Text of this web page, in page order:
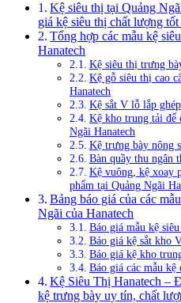
Kệ siêu thị tại Quảng
giá kệ siêu thị chất lượng
Tổng hợp các mẫu kệ
Hanatech
Kệ siêu thị trưng
Kệ gỗ siêu thị cao
Hanatech
Kệ sắt V lỗ lắp
Kệ kho trung tải để
Ngãi Hanatech
Kệ trưng bày nông
Bàn quầy thu ngân
Kệ vuông, kệ xoay
phẩm tại Quảng Ngãi
Bảng báo giá của các
Ngãi của Hanatech
Báo giá mẫu kệ
Báo giá kệ sắt kho
Báo giá kệ kho
Báo giá các mẫu kệ
Kệ Siêu Thị Hanatech –
kệ trưng bày uy tín, chất